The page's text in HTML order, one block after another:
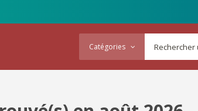
Catégories